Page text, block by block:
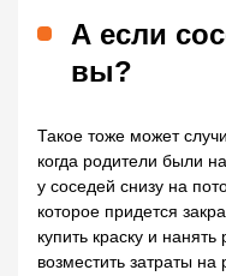
А если
вы?
Такое тоже может
когда родители были
у соседей снизу на
которое придется
купить краску и
возместить затраты